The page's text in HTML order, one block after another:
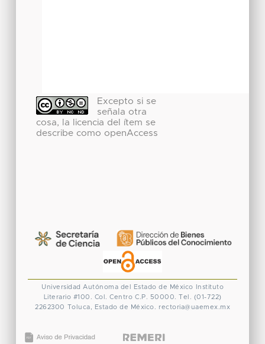
Excepto si se
señala otra
cosa, la licencia del ítem se
describe como openAccess
Universidad Autónoma del Estado de México
Instituto
Literario #100. Col. Centro C.P. 50000. Tel. (01-722)
2262300 Toluca, Estado de México. rectoria@uaemex.mx